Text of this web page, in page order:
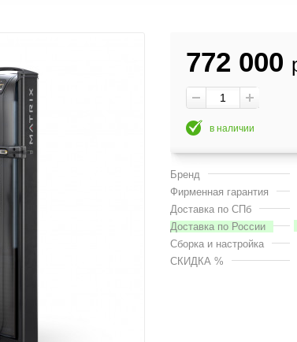
772 000
в наличии
Бренд
Фирменная гарантия
Доставка по СПб
Доставка по России
Сборка и настройка
СКИДКА %